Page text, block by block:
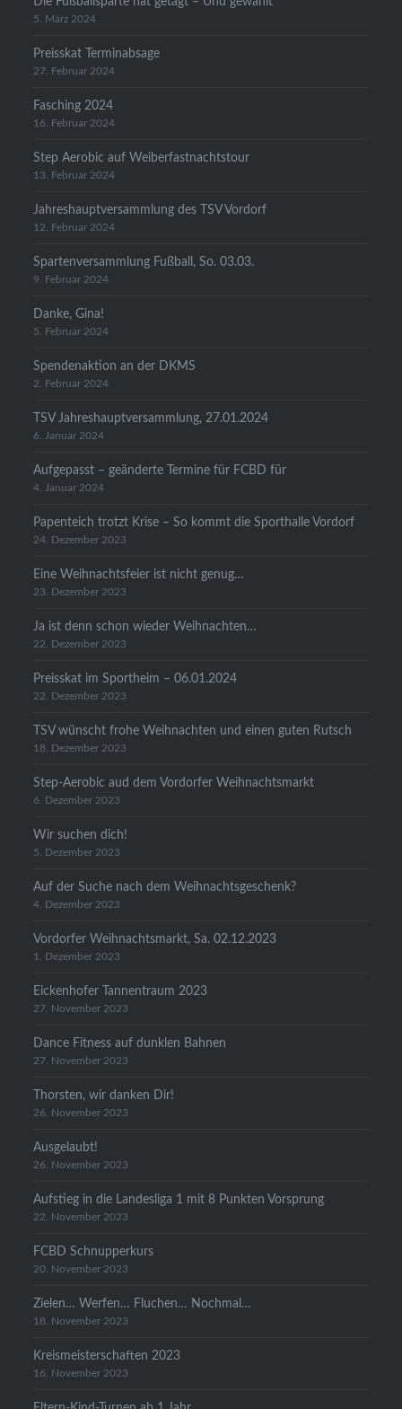
5. März 2024
Preisskat Terminabsage
27. Februar 2024
Fasching 2024
16. Februar 2024
Step Aerobic auf Weiberfastnachtstour
13. Februar 2024
Jahreshauptversammlung des TSV Vordorf
12. Februar 2024
Spartenversammlung Fußball, So. 03.03.
9. Februar 2024
Danke, Gina!
5. Februar 2024
Spendenaktion an der DKMS
2. Februar 2024
TSV Jahreshauptversammlung, 27.01.2024
6. Januar 2024
Aufgepasst – geänderte Termine für FCBD für
4. Januar 2024
Papenteich trotzt Krise – So kommt die Sporthalle Vordorf
24. Dezember 2023
Eine Weihnachtsfeier ist nicht genug…
23. Dezember 2023
Ja ist denn schon wieder Weihnachten…
22. Dezember 2023
Preisskat im Sportheim – 06.01.2024
22. Dezember 2023
TSV wünscht frohe Weihnachten und einen guten Rutsch
18. Dezember 2023
Step-Aerobic aud dem Vordorfer Weihnachtsmarkt
6. Dezember 2023
Wir suchen dich!
5. Dezember 2023
Auf der Suche nach dem Weihnachtsgeschenk?
4. Dezember 2023
Vordorfer Weihnachtsmarkt, Sa. 02.12.2023
1. Dezember 2023
Eickenhofer Tannentraum 2023
27. November 2023
Dance Fitness auf dunklen Bahnen
27. November 2023
Thorsten, wir danken Dir!
26. November 2023
Ausgelaubt!
26. November 2023
Aufstieg in die Landesliga 1 mit 8 Punkten Vorsprung
22. November 2023
FCBD Schnupperkurs
20. November 2023
Zielen… Werfen… Fluchen… Nochmal…
18. November 2023
Kreismeisterschaften 2023
16. November 2023